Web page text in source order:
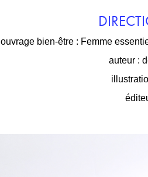
ouvrage bien-être : Femme
auteur :